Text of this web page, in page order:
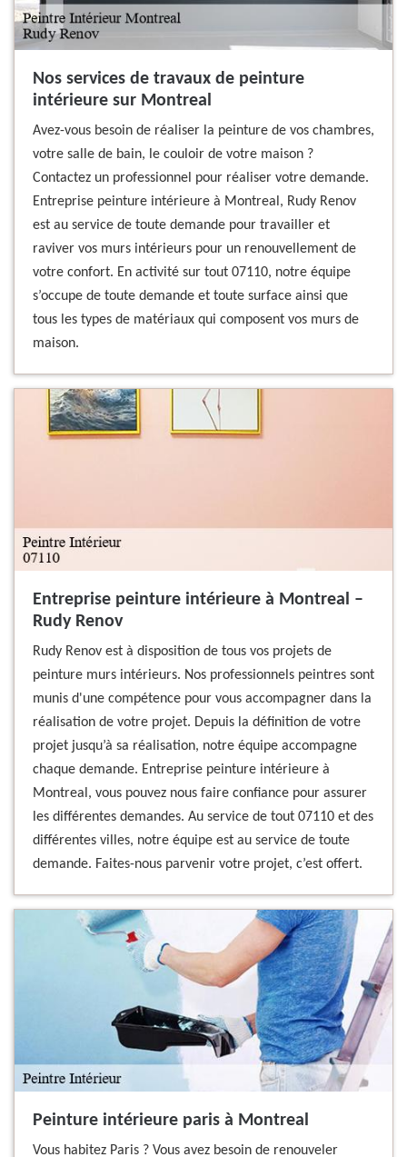
Nos services de travaux de peinture
intérieure sur Montreal
Avez-vous besoin de réaliser la peinture de vos chambres,
votre salle de bain, le couloir de votre maison ?
Contactez un professionnel pour réaliser votre demande.
Entreprise peinture intérieure à Montreal, Rudy Renov
est au service de toute demande pour travailler et
raviver vos murs intérieurs pour un renouvellement de
votre confort. En activité sur tout 07110, notre équipe
s’occupe de toute demande et toute surface ainsi que
tous les types de matériaux qui composent vos murs de
maison.
Entreprise peinture intérieure à Montreal –
Rudy Renov
Rudy Renov est à disposition de tous vos projets de
peinture murs intérieurs. Nos professionnels peintres sont
munis d'une compétence pour vous accompagner dans la
réalisation de votre projet. Depuis la définition de votre
projet jusqu’à sa réalisation, notre équipe accompagne
chaque demande. Entreprise peinture intérieure à
Montreal, vous pouvez nous faire confiance pour assurer
les différentes demandes. Au service de tout 07110 et des
différentes villes, notre équipe est au service de toute
demande. Faites-nous parvenir votre projet, c’est offert.
Peinture intérieure paris à Montreal
Vous habitez Paris ? Vous avez besoin de renouveler